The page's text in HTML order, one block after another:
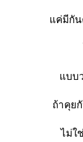
แค่มีกั
แบบ
ถ้าคุย
ไม่ใ